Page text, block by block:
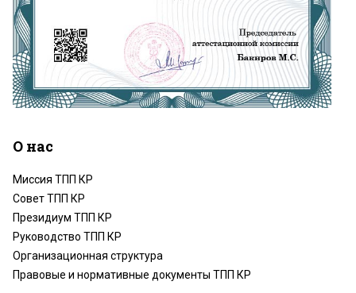
О нас
Миссия ТПП КР
Совет ТПП КР
Президиум ТПП КР
Руководство ТПП КР
Организационная структура
Правовые и нормативные документы ТПП КР